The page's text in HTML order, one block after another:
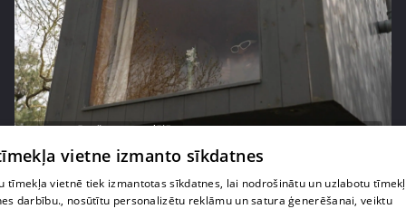
pirms 2 mēnešiem, 2 nedēļām 00:03:09
"Kaku templis!" Pašmāju slavenības iepazīst
unikālu mazmājiņu
13. epizode
vietne izmanto sīkdatnes
tīmekļa vietnē tiek izmantotas sīkdatnes, lai nodrošinātu un uzlabotu
darbību., nosūtītu personalizētu reklāmu un satura ģenerēšanai, veiktu